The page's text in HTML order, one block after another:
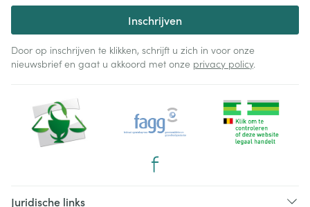
Inschrijven
Door op inschrijven te klikken, schrijft u zich in voor onze
nieuwsbrief en gaat u akkoord met onze privacy policy.
Juridische links